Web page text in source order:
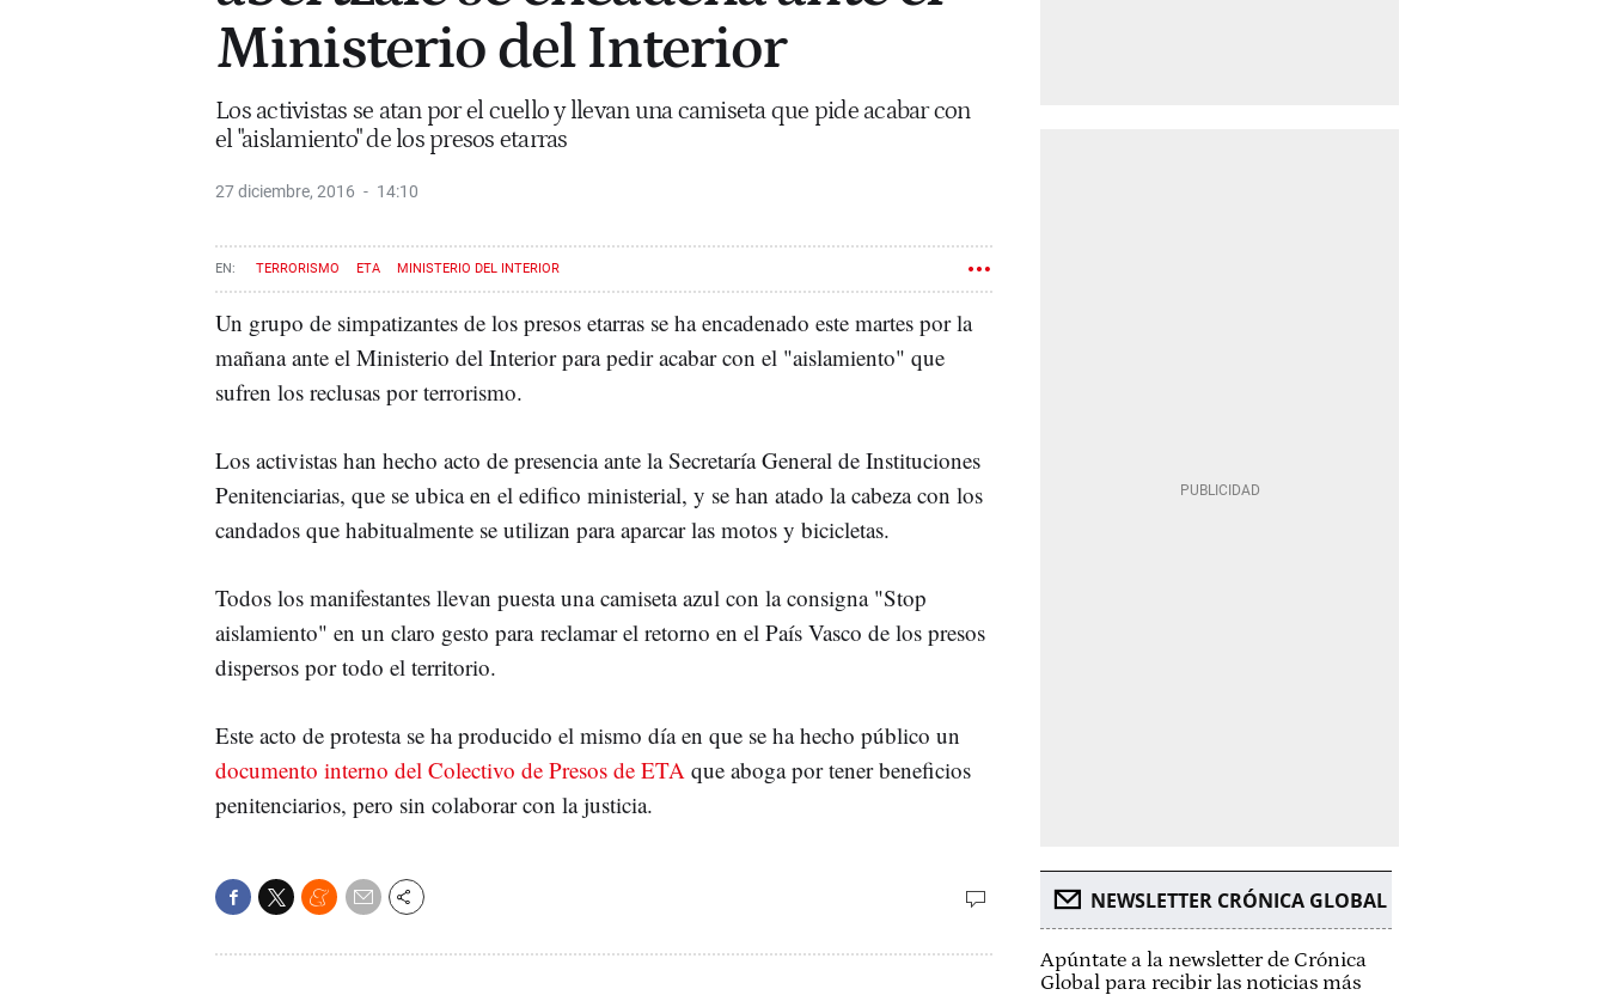
Ministerio del Interior
Los activistas se atan por el cuello y llevan una camiseta que pide acabar con
el "aislamiento" de los presos etarras
27 diciembre, 2016 14:10
TERRORISMO ETA MINISTERIO DEL INTERIOR
Un grupo de simpatizantes de los presos etarras se ha encadenado este martes por la
mañana ante el Ministerio del Interior para pedir acabar con el "aislamiento" que
sufren los reclusas por terrorismo.
Los activistas han hecho acto de presencia ante la Secretaría General de Instituciones
Penitenciarias, que se ubica en el edifico ministerial, y se han atado la cabeza con los
candados que habitualmente se utilizan para aparcar las motos y bicicletas.
Todos los manifestantes llevan puesta una camiseta azul con la consigna "Stop
aislamiento" en un claro gesto para reclamar el retorno en el País Vasco de los presos
dispersos por todo el territorio.
Este acto de protesta se ha producido el mismo día en que se ha hecho público un
documento interno del Colectivo de Presos de ETA que aboga por tener beneficios
penitenciarios, pero sin colaborar con la justicia.
NEWSLETTER CRÓNICA GLOBAL
Apúntate a la newsletter de Crónica
Global para recibir las noticias más